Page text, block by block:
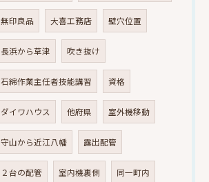
無印良品 大喜工務店 壁穴位置
長浜から草津 吹き抜け
石綿作業主任者技能講習 資格
ダイワハウス 他府県 室外機移動
守山から近江八幡 露出配管
２台の配管 室内機裏側 同一町内